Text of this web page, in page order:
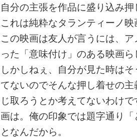
自分の主張を作品に盛り込み
これは純粋なタランティーノ映
この映画は友人が言うには、
った「意味付け」のある映画ら
しかしねぇ、自分が見た時は
てないのでそんな押し着せの
じ取ろうとか考えてないわけ
画は。俺の印象では題字通り
となんだから。